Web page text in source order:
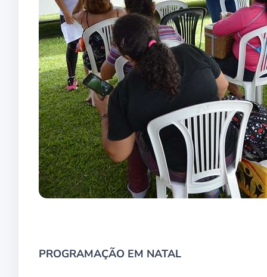
PROGRAMAÇÃO EM NATAL